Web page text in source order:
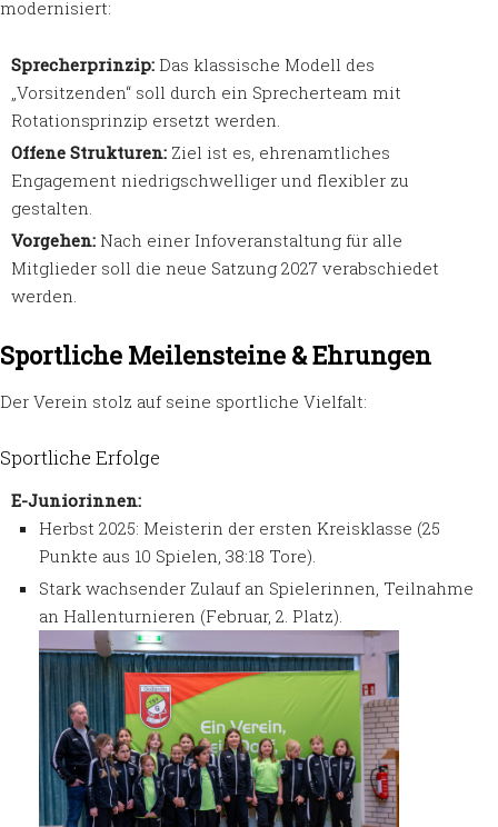
modernisiert:
Sprecherprinzip: Das klassische Modell des
„Vorsitzenden“ soll durch ein Sprecherteam mit
Rotationsprinzip ersetzt werden.
Offene Strukturen: Ziel ist es, ehrenamtliches
Engagement niedrigschwelliger und flexibler zu
gestalten.
Vorgehen: Nach einer Infoveranstaltung für alle
Mitglieder soll die neue Satzung 2027 verabschiedet
werden.
Sportliche Meilensteine & Ehrungen
Der Verein stolz auf seine sportliche Vielfalt:
Sportliche Erfolge
E-Juniorinnen:
Herbst 2025: Meisterin der ersten Kreisklasse (25
Punkte aus 10 Spielen, 38:18 Tore).
Stark wachsender Zulauf an Spielerinnen, Teilnahme
an Hallenturnieren (Februar, 2. Platz).